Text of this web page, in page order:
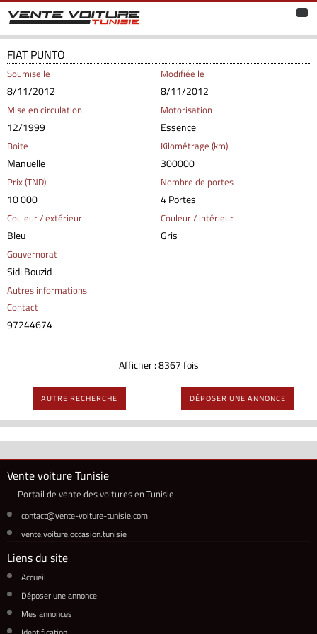
FIAT PUNTO
Soumise le
8/11/2012
Modifiée le
8/11/2012
Mise en circulation
12/1999
Motorisation
Essence
Boite
Manuelle
Kilométrage (km)
300000
Prix (TND)
10 000
Nombre de portes
4 Portes
Couleur / extérieur
Bleu
Couleur / intérieur
Gris
Gouvernorat
Sidi Bouzid
Autres informations
Contact
97244674
Afficher : 8367 fois
AUTRE RECHERCHE DÉPOSER UNE ANNONCE
Vente voiture Tunisie
Portail de vente des voitures en Tunisie
contact@vente-voiture-tunisie.com
vente.voiture.occasion.tunisie
Liens du site
Accueil
Déposer une annonce
Mes annonces